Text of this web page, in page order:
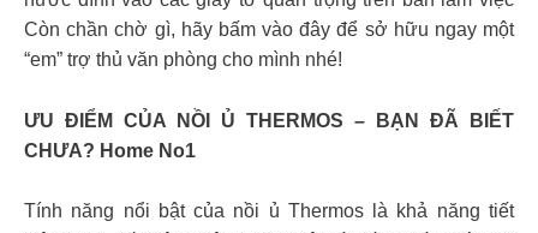
Còn chần chờ gì, hãy bấm vào đây để sở hữu ngay một
“em” trợ thủ văn phòng cho mình nhé!
ƯU ĐIỂM CỦA NỒI Ủ THERMOS – BẠN ĐÃ BIẾT
CHƯA? Home No1
Tính năng nổi bật của nồi ủ Thermos là khả năng tiết